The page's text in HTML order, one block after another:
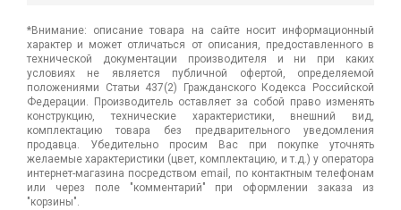
*Внимание: описание товара на сайте носит информационный
характер и может отличаться от описания, предоставленного в
технической документации производителя и ни при каких
условиях не является публичной офертой, определяемой
положениями Статьи 437(2) Гражданского Кодекса Российской
Федерации. Производитель оставляет за собой право изменять
конструкцию, технические характеристики, внешний вид,
комплектацию товара без предварительного уведомления
продавца. Убедительно просим Вас при покупке уточнять
желаемые характеристики (цвет, комплектацию, и т.д.) у оператора
интернет-магазина посредством email, по контактным телефонам
или через поле "комментарий" при оформлении заказа из
"корзины".